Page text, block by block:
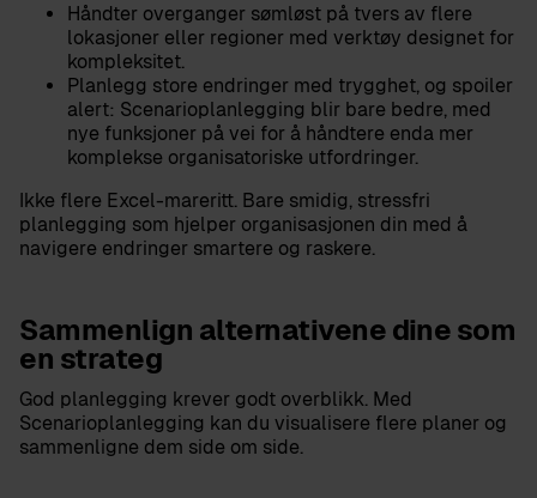
Håndter overganger sømløst på tvers av flere
lokasjoner eller regioner med verktøy designet for
kompleksitet.
Planlegg store endringer med trygghet, og spoiler
alert: Scenarioplanlegging blir bare bedre, med
nye funksjoner på vei for å håndtere enda mer
komplekse organisatoriske utfordringer.
Ikke flere Excel-mareritt. Bare smidig, stressfri
planlegging som hjelper organisasjonen din med å
navigere endringer smartere og raskere.
Sammenlign alternativene dine som
en strateg
God planlegging krever godt overblikk. Med
Scenarioplanlegging kan du visualisere flere planer og
sammenligne dem side om side.